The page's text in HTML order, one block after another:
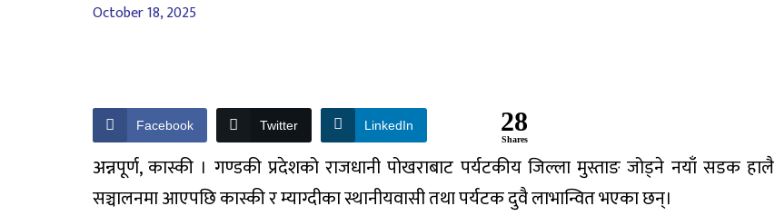
October 18, 2025
Facebook Twitter LinkedIn 28
Shares
अन्नपूर्ण, कास्की । गण्डकी प्रदेशको राजधानी पोखराबाट पर्यटकीय जिल्ला मुस्ताङ जोड्ने नयाँ सडक हालै
सञ्चालनमा आएपछि कास्की र म्याग्दीका स्थानीयवासी तथा पर्यटक दुवै लाभान्वित भएका छन्।